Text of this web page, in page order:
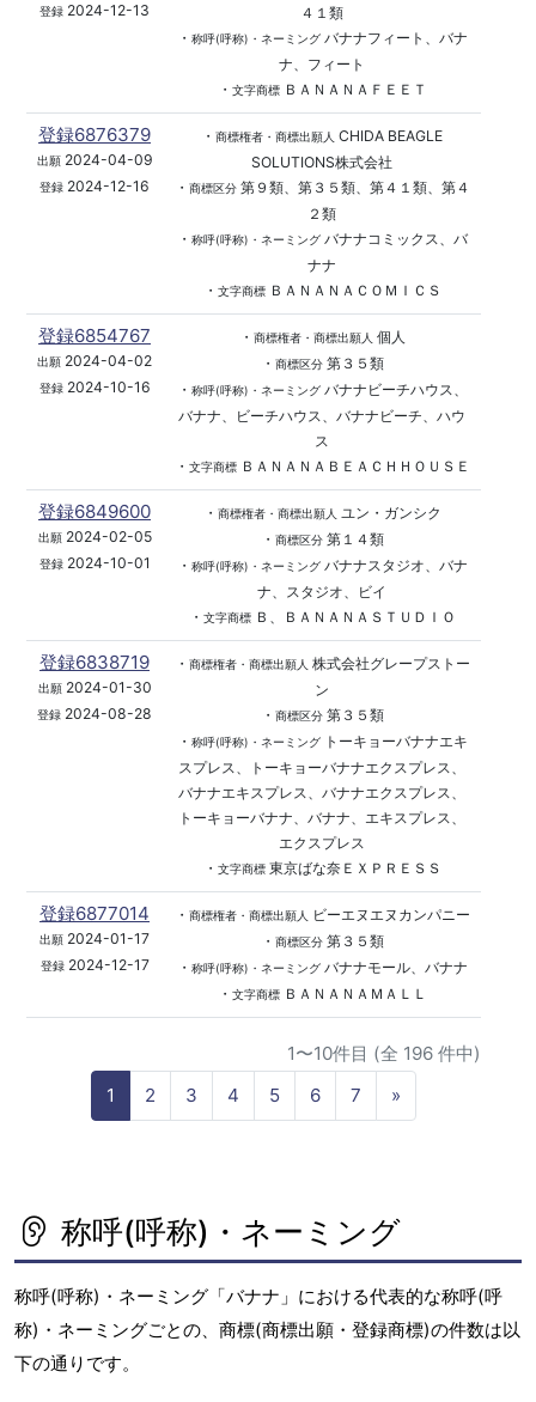
登録 2024-12-13
４１類
・ 称呼(呼称)・ネーミングバナナフィート、バナ
ナ、フィート
・ 文字商標ＢＡＮＡＮＡＦＥＥＴ
登録6876379
出願2024-04-09
登録 2024-12-16
・ 商標権者・商標出願人 CHIDA BEAGLE
SOLUTIONS株式会社
・ 商標区分第９類、第３５類、第４１類、第４
２類
・ 称呼(呼称)・ネーミングバナナコミックス、バ
ナナ
・ 文字商標ＢＡＮＡＮＡＣＯＭＩＣＳ
登録6854767
出願 2024-04-02
登録2024-10-16
・ 商標権者・商標出願人 個人
・ 商標区分第３５類
・ 称呼(呼称)・ネーミングバナナビーチハウス、
バナナ、ビーチハウス、バナナビーチ、ハウ
ス
・ 文字商標ＢＡＮＡＮＡＢＥＡＣＨＨＯＵＳＥ
登録6849600
出願2024-02-05
登録2024-10-01
・ 商標権者・商標出願人 ユン・ガンシク
・ 商標区分第１４類
・ 称呼(呼称)・ネーミングバナナスタジオ、バナ
ナ、スタジオ、ビイ
・ 文字商標Ｂ、ＢＡＮＡＮＡＳＴＵＤＩＯ
登録6838719
出願2024-01-30
登録 2024-08-28
・ 商標権者・商標出願人 株式会社グレープストー
ン
・ 商標区分第３５類
・ 称呼(呼称)・ネーミングトーキョーバナナエキ
スプレス、トーキョーバナナエクスプレス、
バナナエキスプレス、バナナエクスプレス、
トーキョーバナナ、バナナ、エキスプレス、
エクスプレス
・ 文字商標東京ばな奈ＥＸＰＲＥＳＳ
登録6877014
出願 2024-01-17
登録2024-12-17
・ 商標権者・商標出願人
ビーエヌエヌカンパニー
・ 商標区分第３５類
・ 称呼(呼称)・ネーミングバナナモール、バナナ
・ 文字商標ＢＡＮＡＮＡＭＡＬＬ
1〜10件目 (全 196 件中)
1
2 3 4 5 6 7 »
e
称呼(呼称)・ネーミング
称呼(呼称)・ネーミング「バナナ」における代表的な称呼(呼
称)・ネーミングごとの、商標(商標出願・登録商標)の件数は以
下の通りです。